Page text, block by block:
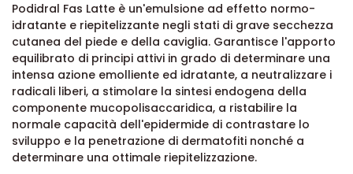
Podidral Fas Latte è un'emulsione ad effetto normo-
idratante e riepitelizzante negli stati di grave secchezza
cutanea del piede e della caviglia. Garantisce l'apporto
equilibrato di principi attivi in grado di determinare una
intensa azione emolliente ed idratante, a neutralizzare i
radicali liberi, a stimolare la sintesi endogena della
componente mucopolisaccaridica, a ristabilire la
normale capacità dell'epidermide di contrastare lo
sviluppo e la penetrazione di dermatofiti nonché a
determinare una ottimale riepitelizzazione.